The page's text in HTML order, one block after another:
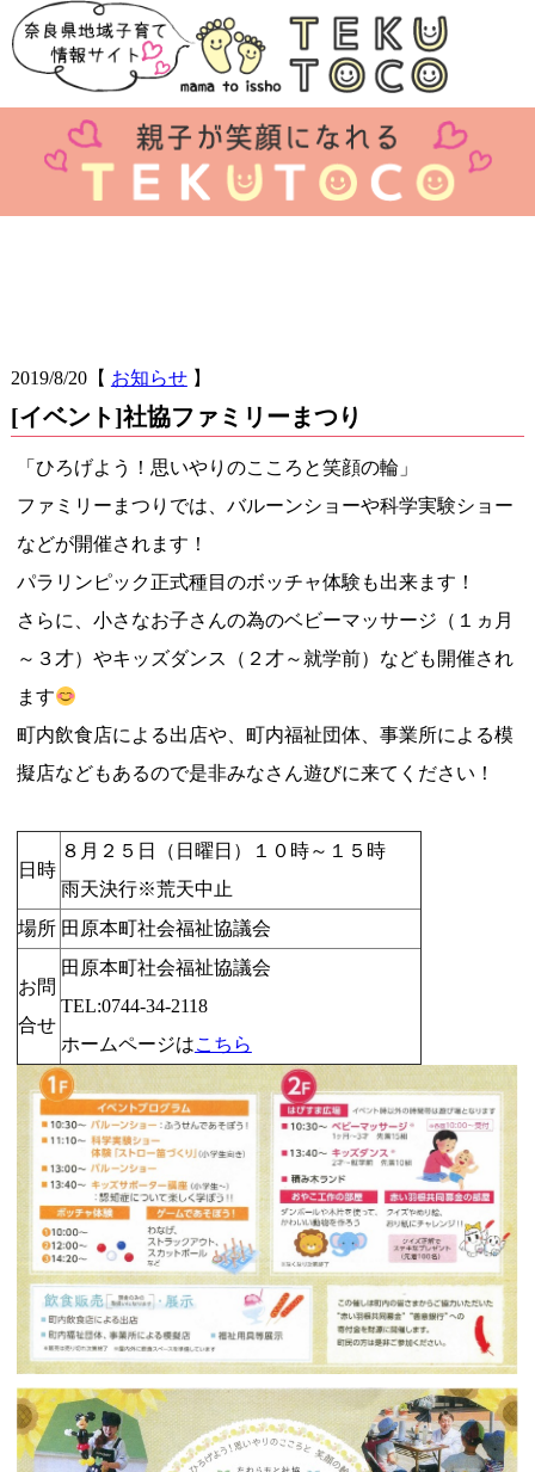
2019/8/20【 お知らせ】
[イベント]社協ファミリーまつり
「ひろげよう！思いやりのこころと笑顔の輪」
ファミリーまつりでは、バルーンショーや科学実験ショー
などが開催されます！
パラリンピック正式種目のボッチャ体験も出来ます！
さらに、小さなお子さんの為のベビーマッサージ（１ヵ月
～３才）やキッズダンス（２才～就学前）なども開催され
ます
町内飲食店による出店や、町内福祉団体、事業所による模
擬店などもあるので是非みなさん遊びに来てください！
日時
８月２５日（日曜日）１０時～１５時
雨天決行※荒天中止
場所 田原本町社会福祉協議会
お問
合せ
田原本町社会福祉協議会
TEL:0744-34-2118
ホームページはこちら